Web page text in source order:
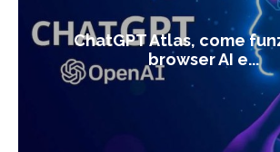
ChatGPT Atlas, come
browser AI e...